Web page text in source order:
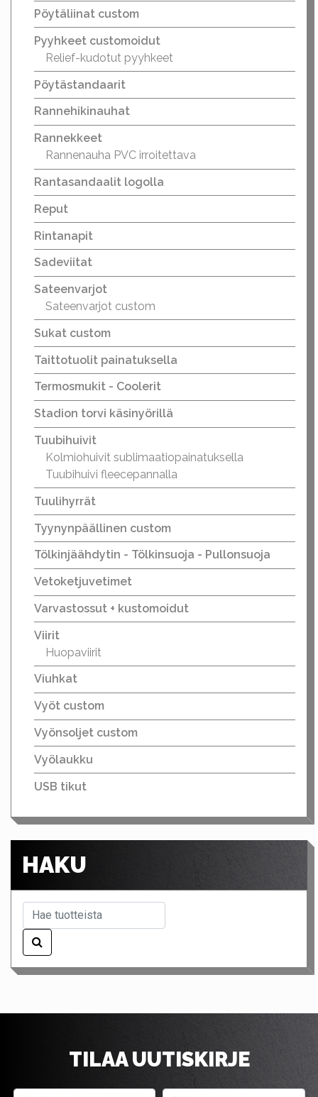
Pöytäliinat custom
Pyyhkeet customoidut
Relief-kudotut pyyhkeet
Pöytästandaarit
Rannehikinauhat
Rannekkeet
Rannenauha PVC irroitettava
Rantasandaalit logolla
Reput
Rintanapit
Sadeviitat
Sateenvarjot
Sateenvarjot custom
Sukat custom
Taittotuolit painatuksella
Termosmukit - Coolerit
Stadion torvi käsinyörillä
Tuubihuivit
Kolmiohuivit sublimaatiopainatuksella
Tuubihuivi fleecepannalla
Tuulihyrrät
Tyynynpäällinen custom
Tölkinjäähdytin - Tölkinsuoja - Pullonsuoja
Vetoketjuvetimet
Varvastossut + kustomoidut
Viirit
Huopaviirit
Viuhkat
Vyöt custom
Vyönsoljet custom
Vyölaukku
USB tikut
HAKU
TILAA UUTISKIRJE